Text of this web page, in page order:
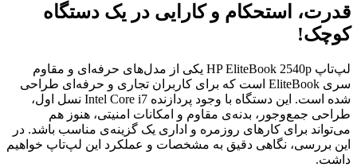
قدرت، استحکام و کارایی در یک دستگاه
کوچک!
لپ‌تاپ HP EliteBook 2540p یکی از مدل‌های حرفه‌ای و مقاوم
سری EliteBook است که برای کاربران تجاری و حرفه‌ای طراحی
شده است. این دستگاه با وجود پردازنده Intel Core i7 نسل اول،
طراحی جمع‌وجور، بدنه‌ی مقاوم و امکانات امنیتی، هنوز هم
می‌تواند برای کارهای روزمره و اداری یک گزینه‌ی مناسب باشد. در
این بررسی، نگاهی دقیق به مشخصات و عملکرد این لپ‌تاپ خواهیم
داشت.